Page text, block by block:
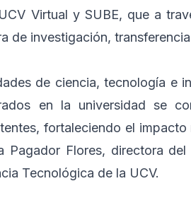
Virtual y SUBE, que a
de investigación,
de ciencia, tecnología e
en la universidad se
fortaleciendo el impacto
Pagador Flores, directora
Tecnológica de la UCV.